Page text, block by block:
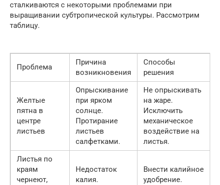
сталкиваются с некоторыми проблемами при
выращивании субтропической культуры. Рассмотрим
таблицу.
Проблема
Причина
возникновения
Способы
решения
Желтые
пятна в
центре
листьев
Опрыскивание
при ярком
солнце.
Протирание
листьев
салфетками.
Не опрыскивать
на жаре.
Исключить
механическое
воздействие на
листья.
Листья по
краям
чернеют,
Недостаток
калия.
Внести калийное
удобрение.